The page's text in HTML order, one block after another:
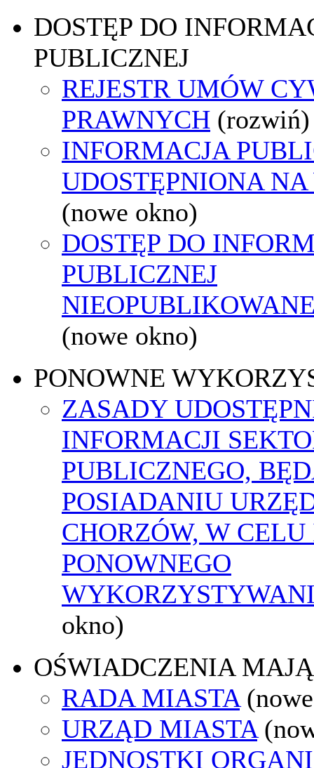
DOSTĘP DO
PUBLICZNEJ
REJESTR UMÓW
PRAWNYCH (rozwiń)
INFORMACJA
UDOSTĘPNIONA
(nowe okno)
DOSTĘP DO
PUBLICZNEJ
(nowe okno)
PONOWNE
ZASADY
INFORMACJI
PUBLICZNEGO,
POSIADANIU
CHORZÓW, W
PONOWNEGO
okno)
OŚWIADCZENIA
RADA MIASTA
URZĄD MIASTA
JEDNOSTKI